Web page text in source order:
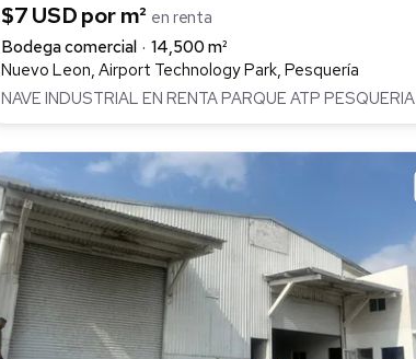
$7 USD por m² en renta
Bodega comercial
14,500 m²
Nuevo Leon, Airport Technology Park, Pesquería
NAVE INDUSTRIAL EN RENTA PARQUE ATP PESQUERIA